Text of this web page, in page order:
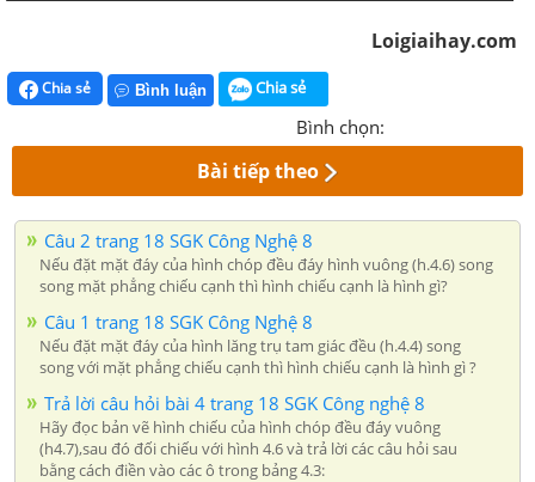
Loigiaihay.com
Chia sẻ Bình luận Chia sẻ
Bình chọn:
Bài tiếp theo
Câu 2 trang 18 SGK Công Nghệ 8
Nếu đặt mặt đáy của hình chóp đều đáy hình vuông (h.4.6) song
song mặt phẳng chiếu cạnh thì hình chiếu cạnh là hình gì?
Câu 1 trang 18 SGK Công Nghệ 8
Nếu đặt mặt đáy của hình lăng trụ tam giác đều (h.4.4) song
song với mặt phẳng chiếu cạnh thì hình chiếu cạnh là hình gì ?
Trả lời câu hỏi bài 4 trang 18 SGK Công nghệ 8
Hãy đọc bản vẽ hình chiếu của hình chóp đều đáy vuông
(h4.7),sau đó đối chiếu với hình 4.6 và trả lời các câu hỏi sau
bằng cách điền vào các ô trong bảng 4.3: